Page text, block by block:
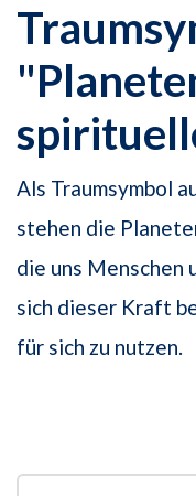
Als Traumsymbol
stehen die
die uns Menschen
sich dieser Kraft
für sich zu nutzen.